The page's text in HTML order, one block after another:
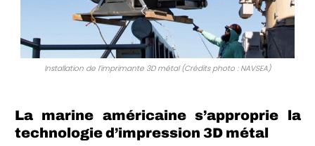
Installation de l’imprimante 3D métal (Crédits photo : NAVSEA)
La marine américaine s’approprie la
technologie d’impression 3D métal